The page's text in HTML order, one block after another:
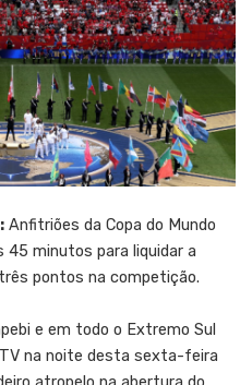
Anfitriões da Copa do Mundo
45 minutos para liquidar a
pontos na competição.
e em todo o Extremo Sul
na noite desta sexta-feira